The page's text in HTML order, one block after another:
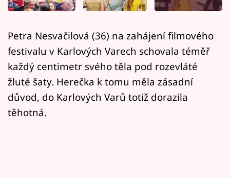
Sledujte nás
Petra Nesvačilová (36) na zahájení filmového
festivalu v Karlových Varech schovala téměř
každý centimetr svého těla pod rozevláté
žluté šaty. Herečka k tomu měla zásadní
důvod, do Karlových Varů totiž dorazila
těhotná.